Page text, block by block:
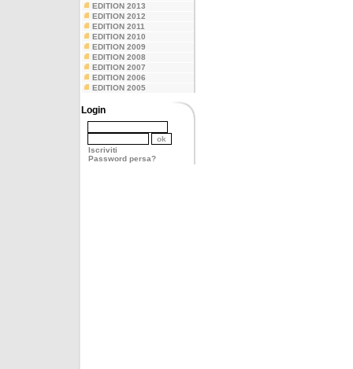
EDITION 2013
EDITION 2012
EDITION 2011
EDITION 2010
EDITION 2009
EDITION 2008
EDITION 2007
EDITION 2006
EDITION 2005
Login
Iscriviti
Password persa?